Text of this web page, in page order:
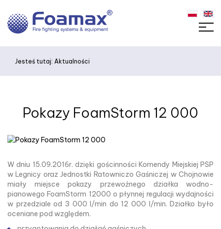
Jesteś tutaj: Aktualności
Pokazy FoamStorm 12 000
W dniu 15.09.2016r. dzięki gościnności Komendy Miejskiej PSP
w Legnicy oraz Jednostki Ratowniczo Gaśniczej w Chojnowie
miały miejsce pokazy przewoźnego działka wodno-
pianowego FoamStorm 12000 o płynnej regulacji wydajności
w przedziale od 3 000 l/min do 12 000 l/min. Działko było
oceniane pod względem.